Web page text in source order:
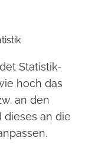
Statistik-
hoch das
an den
an die